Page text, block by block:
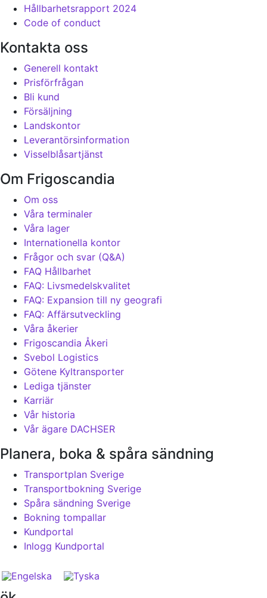
Hållbarhetsrapport 2024
Code of conduct
Kontakta oss
Generell kontakt
Prisförfrågan
Bli kund
Försäljning
Landskontor
Leverantörsinformation
Visselblåsartjänst
Om Frigoscandia
Om oss
Våra terminaler
Våra lager
Internationella kontor
Frågor och svar (Q&A)
FAQ Hållbarhet
FAQ: Livsmedelskvalitet
FAQ: Expansion till ny geografi
FAQ: Affärsutveckling
Våra åkerier
Frigoscandia Åkeri
Svebol Logistics
Götene Kyltransporter
Lediga tjänster
Karriär
Vår historia
Vår ägare DACHSER
Planera, boka & spåra sändning
Transportplan Sverige
Transportbokning Sverige
Spåra sändning Sverige
Bokning tompallar
Kundportal
Inlogg Kundportal